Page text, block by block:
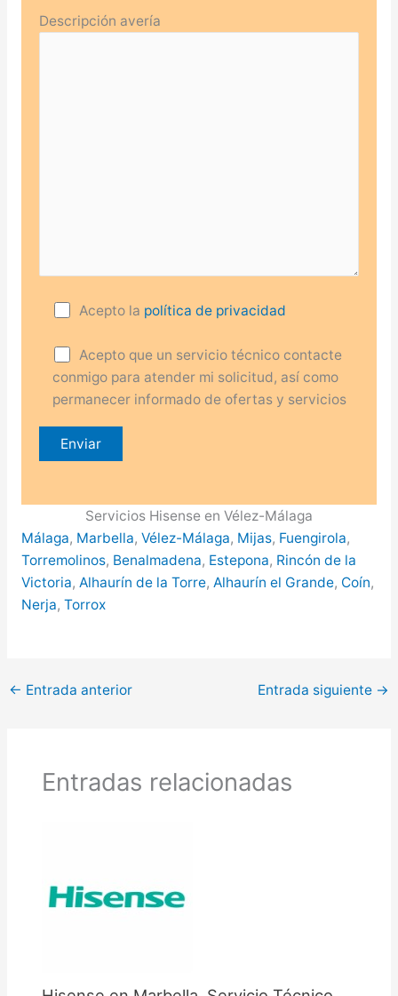
Descripción avería
Acepto la política de privacidad
Acepto que un servicio técnico contacte
conmigo para atender mi solicitud, así como
permanecer informado de ofertas y servicios
Servicios Hisense en Vélez-Málaga
Málaga, Marbella, Vélez-Málaga, Mijas, Fuengirola,
Torremolinos, Benalmadena, Estepona, Rincón de la
Victoria, Alhaurín de la Torre, Alhaurín el Grande, Coín,
Nerja, Torrox
← Entrada anterior Entrada siguiente →
Entradas relacionadas